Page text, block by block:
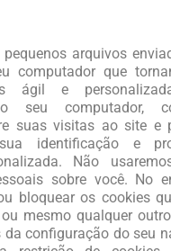
pequenos arquivos
computador que
ágil e
seu computador,
suas visitas ao site e
identificação e
Não
sobre você. No
bloquear os cookies
mesmo qualquer
configuração do seu